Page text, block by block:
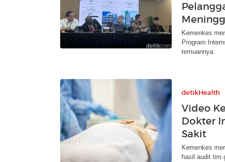
Kemenkes
Program
temuannya.
detikHealth
Video
Dokter
Sakit
Kemenkes
hasil audit tim